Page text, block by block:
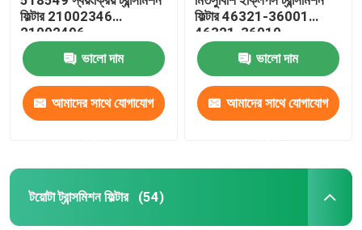
ফিল্টার 21002346
21002496
ভালো দাম
আমাদের সাথে যোগাযোগ
ফিল্টার 46321-36001
46321-36010
ভালো দাম
আমাদের সাথে যোগাযোগ
টয়োটা ট্রান্সমিশন ফিল্টার (54)